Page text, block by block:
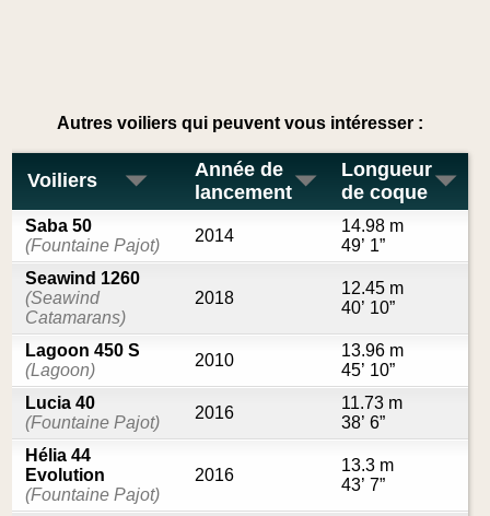
Autres voiliers qui peuvent vous intéresser :
Voiliers
Année de
lancement
Longueur
de coque
Saba 50
(Fountaine Pajot)
2014
14.98 m
49’ 1”
Seawind 1260
(Seawind
Catamarans)
2018
12.45 m
40’ 10”
Lagoon 450 S
(Lagoon)
2010
13.96 m
45’ 10”
Lucia 40
(Fountaine Pajot)
2016
11.73 m
38’ 6”
Hélia 44
Evolution
(Fountaine Pajot)
2016
13.3 m
43’ 7”